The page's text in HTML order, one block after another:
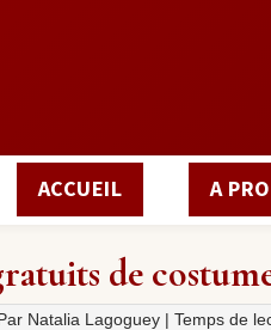
ACCUEIL A
de
Natalia Lagoguey | Temps de